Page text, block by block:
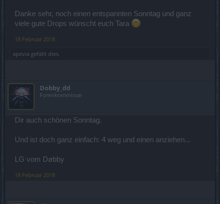
Danke sehr, noch einen entspannten Sonntag und ganz
viele gute Drops wünscht euch Tara
18 Februar 2018
apevia gefällt dies.
Dobby_dd
Forenkommissar
Dir auch schönen Sonntag.
Und ist doch ganz einfach: 4 weg und einen anziehen...
LG vom Døbby
18 Februar 2018